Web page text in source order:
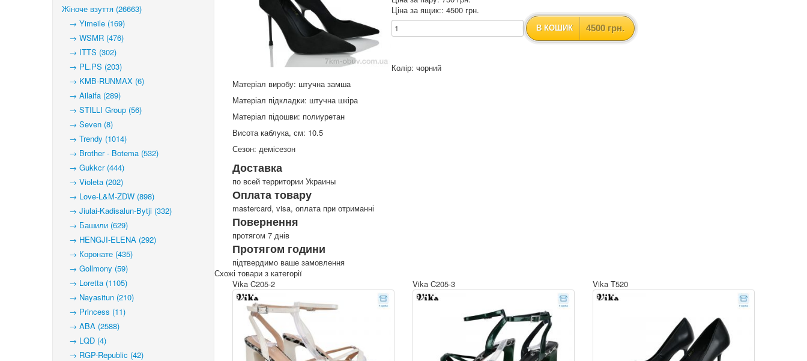
Жіноче взуття (26663)
→ Yimeile (169)
→ WSMR (476)
→ ITTS (302)
→ PL.PS (203)
→ KMB-RUNMAX (6)
→ Ailaifa (289)
→ STILLI Group (56)
→ Seven (8)
→ Trendy (1014)
→ Brother - Botema (532)
→ Gukkcr (444)
→ Violeta (202)
→ Love-L&M-ZDW (898)
→ Jiulai-Kadisalun-Bytji (332)
→ Башили (629)
→ HENGJI-ELENA (292)
→ Коронате (435)
→ Gollmony (59)
→ Loretta (1105)
→ Nayasitun (210)
→ Princess (11)
→ ABA (2588)
→ LQD (4)
→ RGP-Republic (42)
Ціна за ящик:: 4500 грн.
В КОШИК 4500 грн.
Колір: чорний
Матеріал виробу: штучна замша
Матеріал підкладки: штучна шкіра
Матеріал підошви: полиурeтан
Висота каблука, см: 10.5
Сезон: демісезон
Доставка
по всей территории Украины
Оплата товару
mastercard, visa, оплата при отриманні
Повернення
протягом 7 днів
Протягом години
підтвердимо ваше замовлення
Схожі товари з категорії
Vika C205-2
Vika C205-3 Vika T520